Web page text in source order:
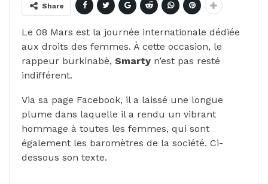
Share
Le 08 Mars est la journée internationale dédiée
aux droits des femmes. À cette occasion, le
rappeur burkinabè, Smarty n’est pas resté
indifférent.
Via sa page Facebook, il a laissé une longue
plume dans laquelle il a rendu un vibrant
hommage à toutes les femmes, qui sont
également les baromètres de la société. Ci-
dessous son texte.